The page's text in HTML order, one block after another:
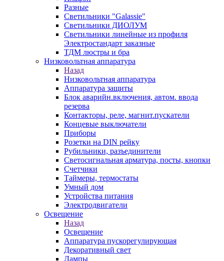
Разные
Светильники "Galassie"
Светильники ДИОЛУМ
Светильники линейные из профиля
Электростандарт заказные
ТДМ люстры и бра
Низковольтная аппаратура
Назад
Низковольтная аппаратура
Аппаратура защиты
Блок аварийн.включения, автом. ввода
резерва
Контакторы, реле, магнит.пускатели
Концевые выключатели
Приборы
Розетки на DIN рейку
Рубильники, разъединители
Светосигнальная арматура, посты, кнопки
Счетчики
Таймеры, термостаты
Умный дом
Устройства питания
Электродвигатели
Освещение
Назад
Освещение
Аппаратура пускорегулирующая
Декоративный свет
Лампы